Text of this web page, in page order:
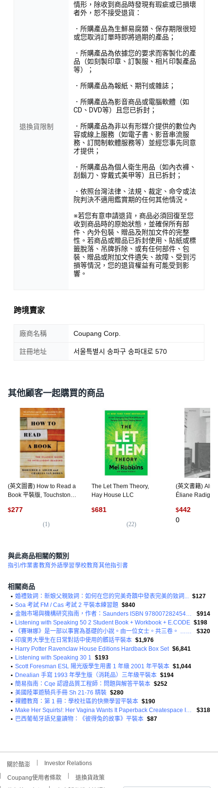
退換貨限制
情形，除收到商品時發現有瑕疵或已損壞
者外，恕不接受退貨：
．所購產品為生鮮易腐類、保存期限很短
或您取消訂單時即將過期的產品；
．所購產品為依據您的要求而客製化的產
品（如刻製印章、訂製服、相片印製產品
等）；
．所購產品為報紙、期刊或雜誌；
．所購產品為影音商品或電腦軟體（如
CD、DVD等）且您已拆封；
．所購產品為非以有形媒介提供的數位內
容或線上服務（如電子書、影音串流服
務、訂閱制軟體服務等）並經您事先同意
才提供；
．所購產品為個人衛生用品（如內衣褲、
刮鬍刀、穿戴式美甲等）且已拆封；
．依照台灣法律、法規、裁定、命令或法
院判決不適用鑑賞期的任何其他情況。
※若您有意申請退貨，商品必須回復至您
收到商品時的原始狀態，並確保所有部
件、內外包裝、贈品及附加文件的完整
性。若商品或贈品已拆封使用、貼紙或標
籤脫落、吊牌拆除、或有任何部件、包
裝、贈品或附加文件遺失、故障、受到污
損等情況，您的退貨權益有可能受到影
響。
跨境賣家
廠商名稱 Coupang Corp.
註冊地址 서울특별시 송파구 송파대로 570
其他顧客一起購買的商品
(英文圖書) How to Read a
Book 平裝版, Touchstone
$277
(1)
The Let Them Theory,
Hay House LLC
$681
(22)
(英文書籍)
Éliane
Forms Editions,
$442
0
與此商品相關的類別
指引/作業書教育外語學習學校教育其他指引書
相關商品
• 婚禮致詞：新娘父親致詞：如何在您的完美奇蹟中發表完美的致詞... $127
• Soa 考試 FM / Cas 考試 2 平裝本練習題 $840
•
金融市場與機構研究指南，作者：Saunders ISBN 9780072824544 平裝本
$914
• Listening with Speaking 50 2 Student Book + Workbook + E.CODE $198
•
《賽琳娜》是一部以事實為基礎的小說。由一位女士。共三卷。 ……第 2 冊（共 3 冊）平裝本
$320
• 印度男大學生在日常對話中使用的髒話平裝本 $1,976
• Harry Potter Ravenclaw House Editions Hardback Box Set $6,841
• Listening with Speaking 30 1 $193
• Scott Foresman ESL 陽光版學生用書 1 年級 2001 年平裝本 $1,044
• Dnealian 手寫 1993 年學生版（消耗品）三年級平裝本 $194
• 簡易指南：Cqe 認證品質工程師：問題與解答平裝本 $252
• 美國陸軍遊騎兵手冊 Sh 21-76 精裝 $280
• 裸體教育：第 1 冊：學校社區的快樂學習平裝本 $190
•
Make Her Squirts!: Her Vagina Wants It Paperback Createspace Independent Publishing Platform
$318
• 巴西葡萄牙語兒童讀物：《彼得兔的故事》平裝本 $87
關於酷澎 Investor Relations
Coupang使用者條款
退換貨政策